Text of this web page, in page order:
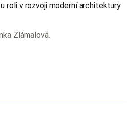
roli v rozvoji moderní architektury
Zlámalová.